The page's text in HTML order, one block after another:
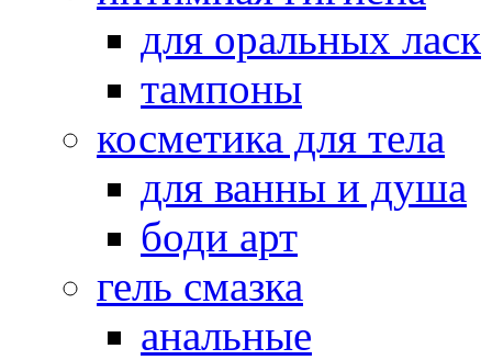
для оральных ласк
тампоны
косметика для тела
для ванны и душа
боди арт
гель смазка
анальные